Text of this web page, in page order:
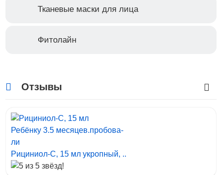
Тканевые маски для лица
Фитолайн
Отзывы
Ребёнку 3.5 месяцев.пробова-
ли
Рициниол-С, 15 мл укропный, ..